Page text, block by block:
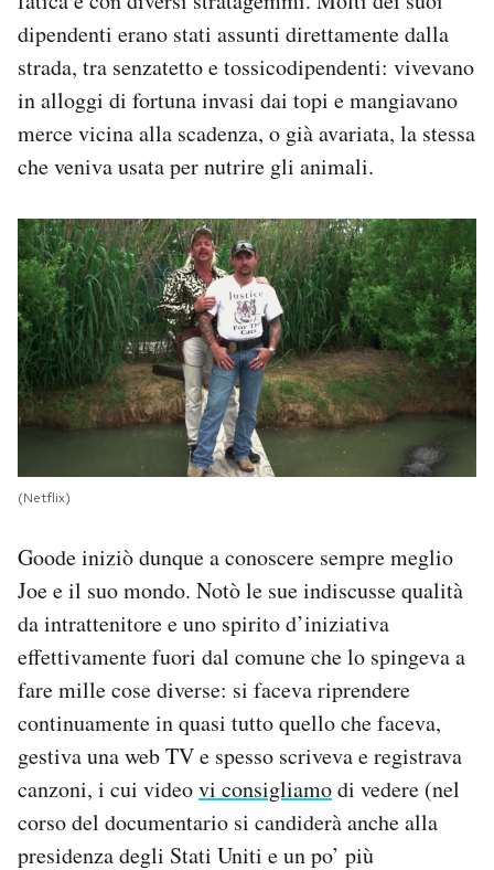
dipendenti erano stati assunti direttamente dalla
strada, tra senzatetto e tossicodipendenti: vivevano
in alloggi di fortuna invasi dai topi e mangiavano
merce vicina alla scadenza, o già avariata, la stessa
che veniva usata per nutrire gli animali.
(Netflix)
Goode iniziò dunque a conoscere sempre meglio
Joe e il suo mondo. Notò le sue indiscusse qualità
da intrattenitore e uno spirito d’iniziativa
effettivamente fuori dal comune che lo spingeva a
fare mille cose diverse: si faceva riprendere
continuamente in quasi tutto quello che faceva,
gestiva una web TV e spesso scriveva e registrava
canzoni, i cui videovi consigliamodi vedere (nel
corso del documentario si candiderà anche alla
presidenza degli Stati Uniti e un po’ più